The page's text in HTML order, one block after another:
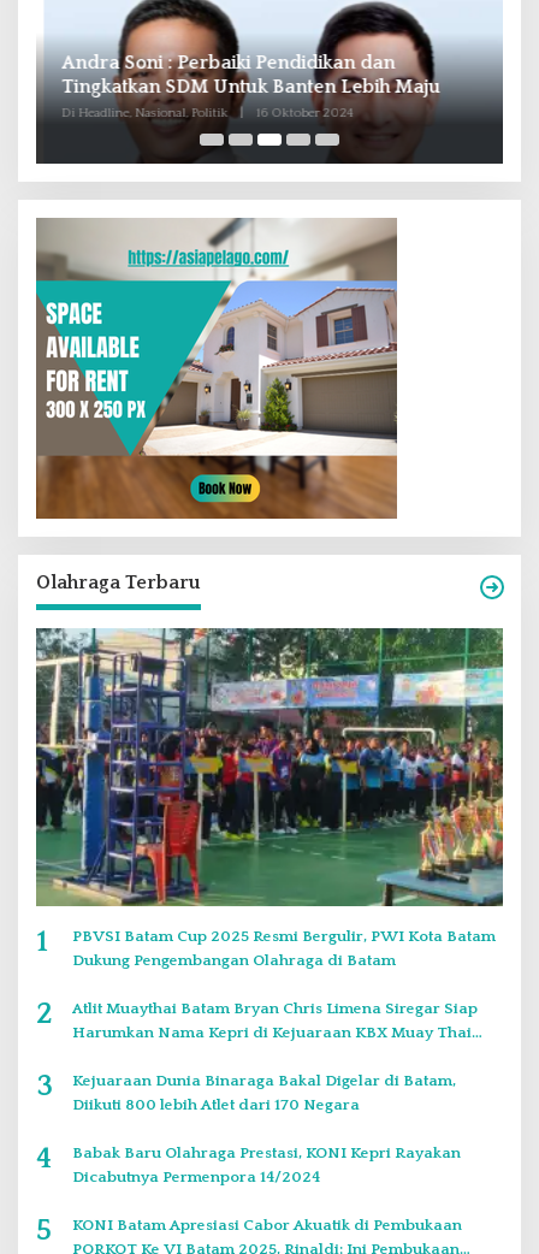
Andra Soni : Perbaiki Pendidikan dan
Tingkatkan SDM Untuk Banten Lebih Maju
Di Headline, Nasional, Politik | 16 Oktober 2024
Olahraga Terbaru
1
PBVSI Batam Cup 2025 Resmi Bergulir, PWI Kota Batam
Dukung Pengembangan Olahraga di Batam
2
Atlit Muaythai Batam Bryan Chris Limena Siregar Siap
Harumkan Nama Kepri di Kejuaraan KBX Muay Thai
3
Kejuaraan Dunia Binaraga Bakal Digelar di Batam,
Diikuti 800 lebih Atlet dari 170 Negara
4
Babak Baru Olahraga Prestasi, KONI Kepri Rayakan
Dicabutnya Permenpora 14/2024
5
KONI Batam Apresiasi Cabor Akuatik di Pembukaan
PORKOT Ke VI Batam 2025, Rinaldi: Ini Pembukaan